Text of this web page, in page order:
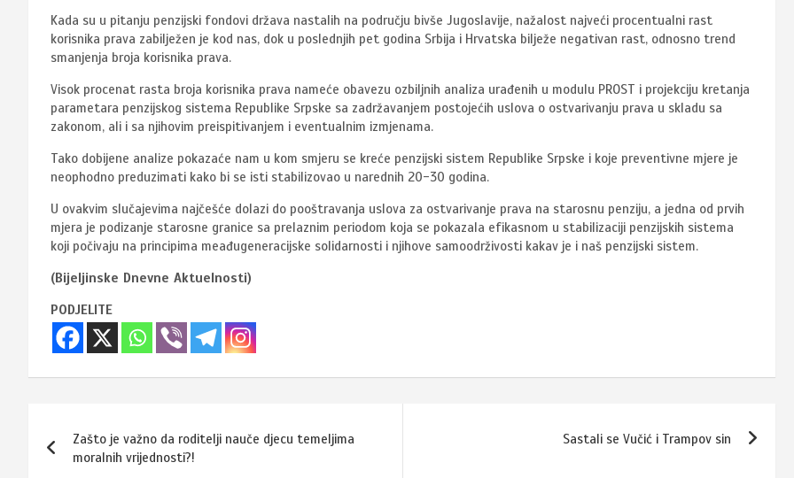
Kada su u pitanju penzijski fondovi država nastalih na području bivše Jugoslavije, nažalost najveći procentualni rast
korisnika prava zabilježen je kod nas, dok u poslednjih pet godina Srbija i Hrvatska bilježe negativan rast, odnosno trend
smanjenja broja korisnika prava.
Visok procenat rasta broja korisnika prava nameće obavezu ozbiljnih analiza urađenih u modulu PROST i projekciju kretanja
parametara penzijskog sistema Republike Srpske sa zadržavanjem postojećih uslova o ostvarivanju prava u skladu sa
zakonom, ali i sa njihovim preispitivanjem i eventualnim izmjenama.
Tako dobijene analize pokazaće nam u kom smjeru se kreće penzijski sistem Republike Srpske i koje preventivne mjere je
neophodno preduzimati kako bi se isti stabilizovao u narednih 20-30 godina.
U ovakvim slučajevima najčešće dolazi do pooštravanja uslova za ostvarivanje prava na starosnu penziju, a jedna od prvih
mjera je podizanje starosne granice sa prelaznim periodom koja se pokazala efikasnom u stabilizaciji penzijskih sistema
koji počivaju na principima meađugeneracijske solidarnosti i njihove samoodrživosti kakav je i naš penzijski sistem.
(Bijeljinske Dnevne Aktuelnosti)
PODJELITE
članaka
Zašto je važno da roditelji nauče djecu temeljima
moralnih vrijednosti?!
Sastali se Vučić i Trampov sin